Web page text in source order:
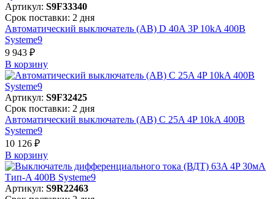
Артикул: S9F33340
Срок поставки: 2 дня
Автоматический выключатель (АВ) D 40A 3P 10kA 400В
Systeme9
9 943 ₽
В корзинy
Артикул: S9F32425
Срок поставки: 2 дня
Автоматический выключатель (АВ) C 25A 4P 10kA 400В
Systeme9
10 126 ₽
В корзинy
Артикул: S9R22463